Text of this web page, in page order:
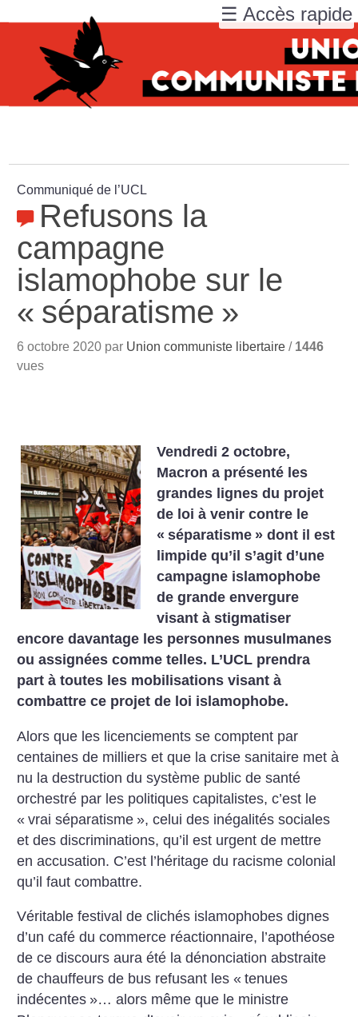
Communiqué de l’UCL
Refusons la
campagne
islamophobe sur le
« séparatisme »
6 octobre 2020 par Union communiste libertaire / 1446
vues
Vendredi 2 octobre,
Macron a présenté les
grandes lignes du projet
de loi à venir contre le
« séparatisme » dont il est
limpide qu’il s’agit d’une
campagne islamophobe
de grande envergure
visant à stigmatiser
encore davantage les personnes musulmanes
ou assignées comme telles. L’UCL prendra
part à toutes les mobilisations visant à
combattre ce projet de loi islamophobe.
Alors que les licenciements se comptent par
centaines de milliers et que la crise sanitaire met à
nu la destruction du système public de santé
orchestré par les politiques capitalistes, c’est le
« vrai séparatisme », celui des inégalités sociales
et des discriminations, qu’il est urgent de mettre
en accusation. C’est l’héritage du racisme colonial
qu’il faut combattre.
Véritable festival de clichés islamophobes dignes
d’un café du commerce réactionnaire, l’apothéose
de ce discours aura été la dénonciation abstraite
de chauffeurs de bus refusant les « tenues
indécentes »… alors même que le ministre
☰ Accès rapide